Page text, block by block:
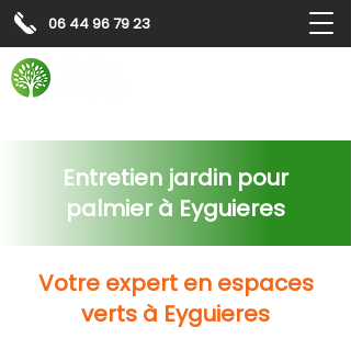
06 44 96 79 23
Entretien jardin pour
palmier à Eyguieres
Votre expert en espaces
verts à Eyguieres